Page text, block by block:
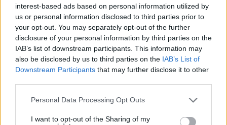
interest-based ads based on personal information utilized by
us or personal information disclosed to third parties prior to
your opt-out. You may separately opt-out of the further
disclosure of your personal information by third parties on the
IAB’s list of downstream participants. This information may
also be disclosed by us to third parties on the IAB’s List of
Downstream Participants that may further disclose it to other
Please note that this website/app uses one or more Google
not limited to your visit or usage behaviour. You may click to
Personal Data Processing Opt Outs
I want to opt-out of the Sharing of my